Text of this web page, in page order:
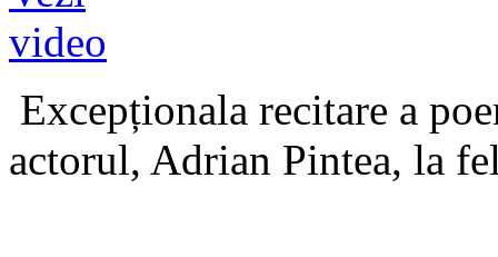
Excepționala recitare a
actorul, Adrian Pintea, la